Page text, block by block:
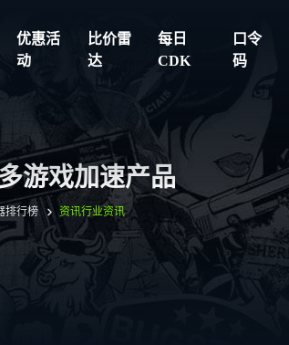
优惠活
动
比价雷
达
每日
CDK
口令
码
游戏加速产品
排行榜 资讯行业资讯